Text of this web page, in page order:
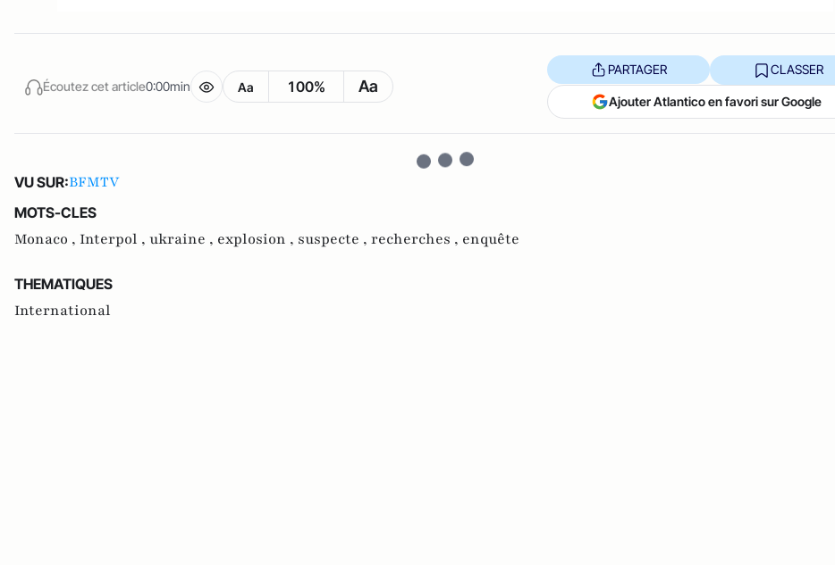
Écoutez cet article0:00min Aa 100% Aa
PARTAGER CLASSER
Ajouter Atlantico en favori sur Google
VU SUR:BFMTV
MOTS-CLES
Monaco , Interpol , ukraine , explosion , suspecte , recherches , enquête
THEMATIQUES
International